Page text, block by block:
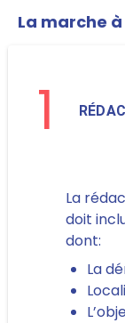
La marche
1
La
doit
dont:
La